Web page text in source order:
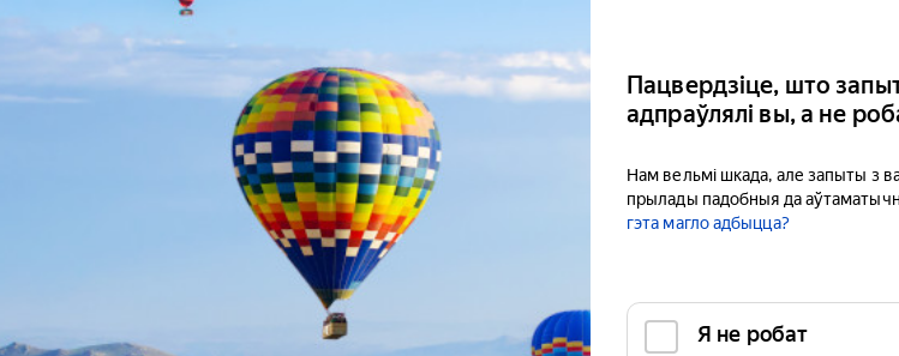
Пацвердзіце, што
адпраўлялі вы, а не
Нам вельмі шкада, але запыты з
прылады падобныя да
гэта магло адбыцца?
Я не робат